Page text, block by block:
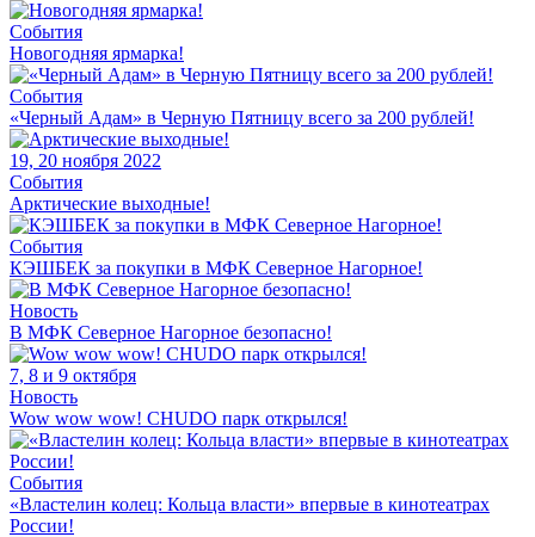
События
Новогодняя ярмарка!
События
«Черный Адам» в Черную Пятницу всего за 200 рублей!
19, 20 ноября 2022
События
Арктические выходные!
События
КЭШБЕК за покупки в МФК Северное Нагорное!
Новость
В МФК Северное Нагорное безопасно!
7, 8 и 9 октября
Новость
Wow wow wow! CHUDO парк открылся!
События
«Властелин колец: Кольца власти» впервые в кинотеатрах
России!